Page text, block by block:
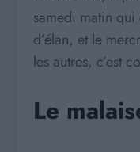
samedi matin
d’élan, et le
les autres, c’est
Le